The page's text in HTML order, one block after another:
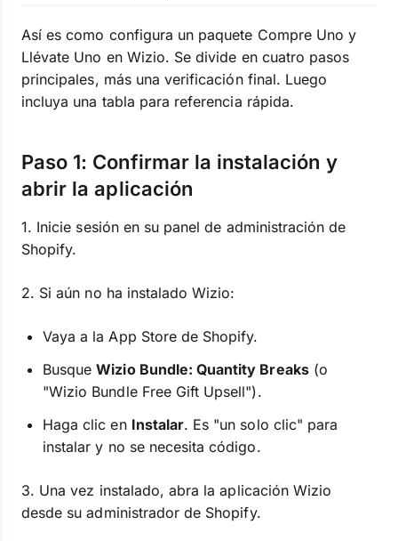
Así es como configura un paquete Compre Uno y
Llévate Uno en Wizio. Se divide en cuatro pasos
principales, más una verificación final. Luego
incluya una tabla para referencia rápida.
Paso 1: Confirmar la instalación y
abrir la aplicación
1. Inicie sesión en su panel de administración de
Shopify.
2. Si aún no ha instalado Wizio:
Vaya a la App Store de Shopify.
BusqueWizio Bundle: Quantity Breaks(o
"Wizio Bundle Free Gift Upsell").
Haga clic en Instalar. Es "un solo clic" para
instalar y no se necesita código.
3. Una vez instalado, abra la aplicación Wizio
desde su administrador de Shopify.